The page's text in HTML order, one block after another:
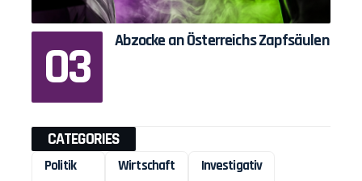
Abzocke an Österreichs Zapfsäulen
CATEGORIES
Politik Wirtschaft Investigativ